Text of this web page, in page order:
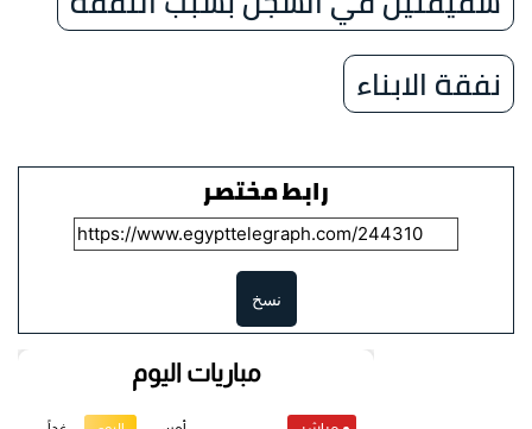
نفقة الابناء
رابط مختصر
نسخ